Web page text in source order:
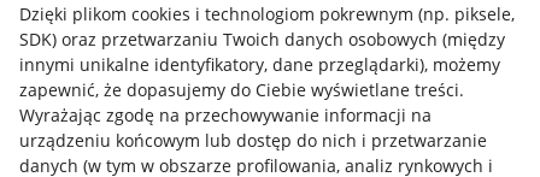
Dzięki plikom cookies i technologiom pokrewnym (np. piksele,
SDK) oraz przetwarzaniu Twoich danych osobowych (między
innymi unikalne identyfikatory, dane przeglądarki), możemy
zapewnić, że dopasujemy do Ciebie wyświetlane treści.
Wyrażając zgodę na przechowywanie informacji na
urządzeniu końcowym lub dostęp do nich i przetwarzanie
danych (w tym w obszarze profilowania, analiz rynkowych i